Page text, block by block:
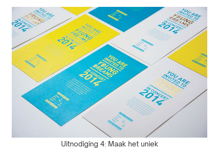
Uitnodiging 4: Maak het uniek